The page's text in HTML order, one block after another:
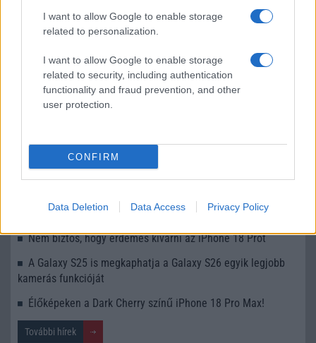
I want to allow Google to enable storage
related to personalization.
I want to allow Google to enable storage
related to security, including authentication
functionality and fraud prevention, and other
user protection.
CONFIRM
Data Deletion Data Access Privacy Policy
Számos népszerű Samsung Galaxy készülék kimarad a One
UI 9 frissítésből – itt a lista az érintett modellekről
iPhone 18 bemutató dátum - ekkor rántja le a leplet az
Apple az új csúcsmobilokról
Google Maps vs. Waze: A két navigációs óriás küzdelme a
telefonunkon
Ez a rejtett Samsung funkció teljesen megváltoztatja a
mobilhasználatot – sokan mégsem tudnak róla
Nem biztos, hogy érdemes kivárni az iPhone 18 Prot
A Galaxy S25 is megkaphatja a Galaxy S26 egyik legjobb
kamerás funkcióját
Élőképeken a Dark Cherry színű iPhone 18 Pro Max!
További hírek